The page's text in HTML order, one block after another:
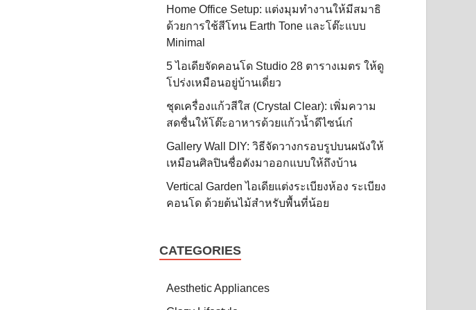
Home Office Setup: แต่งมุมทำงานให้มีสมาธิ
ด้วยการใช้สีโทน Earth Tone และโต๊ะแบบ
Minimal
5 ไอเดียจัดคอนโด Studio 28 ตารางเมตร ให้ดู
โปร่งเหมือนอยู่บ้านเดี่ยว
ชุดเครื่องแก้วสีใส (Crystal Clear): เพิ่มความ
สดชื่นให้โต๊ะอาหารด้วยแก้วน้ำดีไซน์เก๋
Gallery Wall DIY: วิธีจัดวางกรอบรูปบนผนังให้
เหมือนศิลปินชื่อดังมาออกแบบให้ถึงบ้าน
Vertical Garden ไอเดียแต่งระเบียงห้อง ระเบียง
คอนโด ด้วยต้นไม้สำหรับพื้นที่น้อย
CATEGORIES
Aesthetic Appliances